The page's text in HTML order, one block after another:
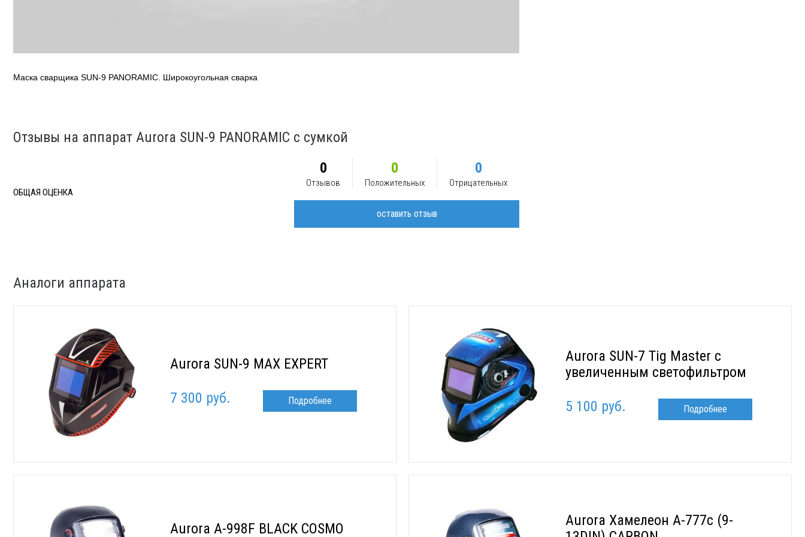
Маска сварщика SUN-9 PANORAMIC. Широкоугольная сварка
Отзывы на аппарат Aurora SUN-9 PANORAMIC с сумкой
ОБЩАЯ ОЦЕНКА
0
Отзывов
0
Положительных
0
Отрицательных
оставить отзыв
Аналоги аппарата
Aurora SUN-9 MAX EXPERT
7 300 руб. Подробнее
Aurora SUN-7 Tig Master с
увеличенным светофильтром
5 100 руб. Подробнее
Aurora A-998F BLACK COSMO
Aurora Хамелеон A-777c (9-